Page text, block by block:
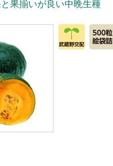
果揃いが良い中晩生種